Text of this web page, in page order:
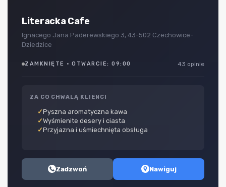
Literacka Cafe
Ignacego Jana Paderewskiego 3, 43-502 Czechowice-
Dziedzice
ZAMKNIĘTE · OTWARCIE: 09:00 43 opinie
ZA CO CHWALĄ KLIENCI
Pyszna aromatyczna kawa
Wyśmienite desery i ciasta
Przyjazna i uśmiechnięta obsługa
Zadzwoń Nawiguj